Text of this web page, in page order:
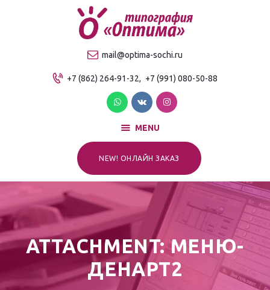
mail@optima-sochi.ru
+7 (862) 264-91-32, +7 (991) 080-50-88
MENU
NEW! ОНЛАЙН ЗАКАЗ
ATTACHMENT: МЕНЮ-
ДЕНАРТ2
Качественная типография в Сочи
О компании
Продукция
Услуги
Прайс-лист
Для клиентов